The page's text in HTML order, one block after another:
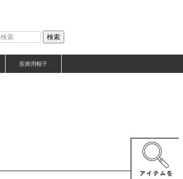
検索
医療用帽子